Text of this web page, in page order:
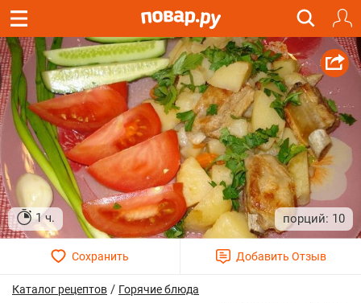
1 ч. 10
Каталог рецептов / Горячие блюда